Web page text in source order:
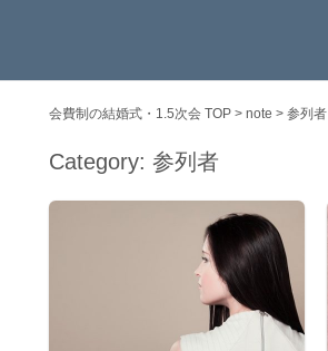
会費制の結婚式・1.5次会 TOP > note > 参列者
Category: 参列者